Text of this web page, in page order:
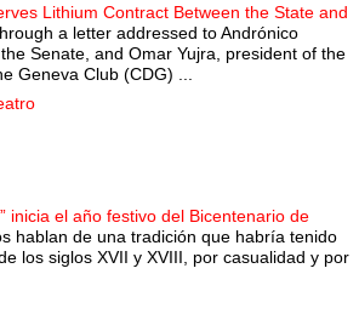
Lithium Contract Between the State and
a letter addressed to Andrónico
Senate, and Omar Yujra, president of the
Geneva Club (CDG) ...
inicia el año festivo del Bicentenario de
hablan de una tradición que habría tenido
los siglos XVII y XVIII, por casualidad y por